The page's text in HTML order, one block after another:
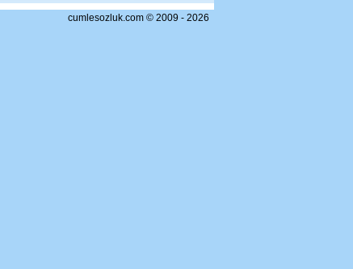
cumlesozluk.com © 2009 - 2026